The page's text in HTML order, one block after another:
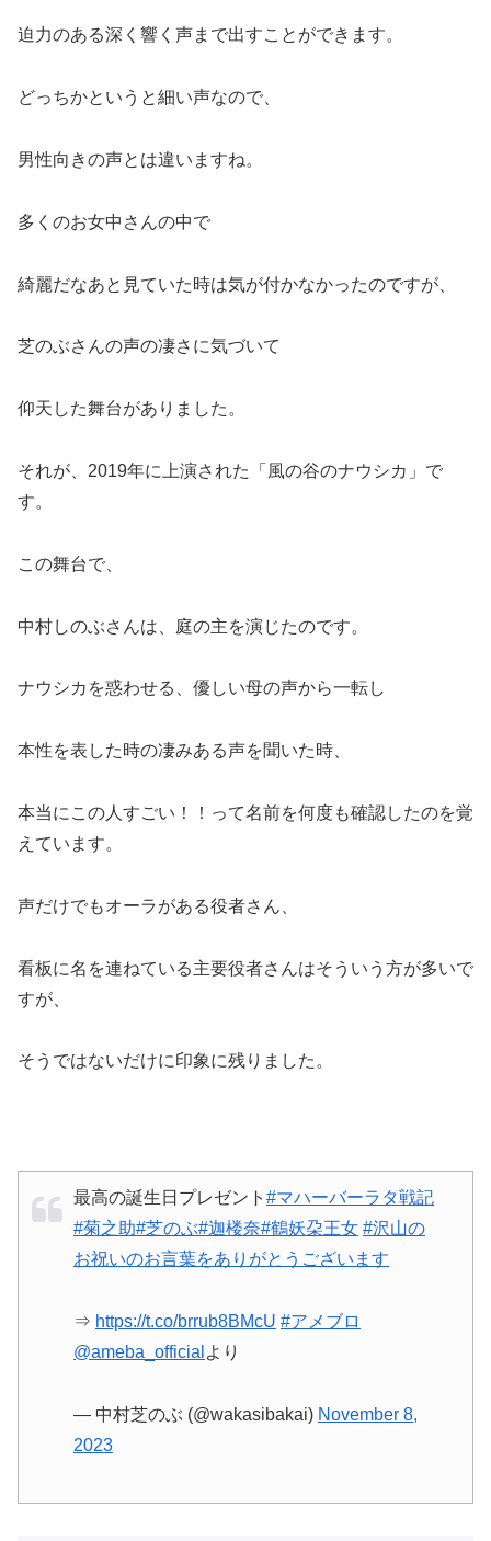
迫力のある深く響く声まで出すことができます。
どっちかというと細い声なので、
男性向きの声とは違いますね。
多くのお女中さんの中で
綺麗だなあと見ていた時は気が付かなかったのですが、
芝のぶさんの声の凄さに気づいて
仰天した舞台がありました。
それが、2019年に上演された「風の谷のナウシカ」で
す。
この舞台で、
中村しのぶさんは、庭の主を演じたのです。
ナウシカを惑わせる、優しい母の声から一転し
本性を表した時の凄みある声を聞いた時、
本当にこの人すごい！！って名前を何度も確認したのを覚
えています。
声だけでもオーラがある役者さん、
看板に名を連ねている主要役者さんはそういう方が多いで
すが、
そうではないだけに印象に残りました。
最高の誕生日プレゼント #マハーバーラタ戦記
#菊之助#芝のぶ#迦楼奈#鶴妖朶王女 #沢山の
お祝いのお言葉をありがとうございます
⇒ https://t.co/brrub8BMcU #アメブロ
@ameba_official より
— 中村芝のぶ (@wakasibakai) November 8,
2023